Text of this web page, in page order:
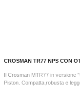
CROSMAN TR77 NPS CON
Il Crosman MTR77 in versione
Piston. Compatta,robusta e